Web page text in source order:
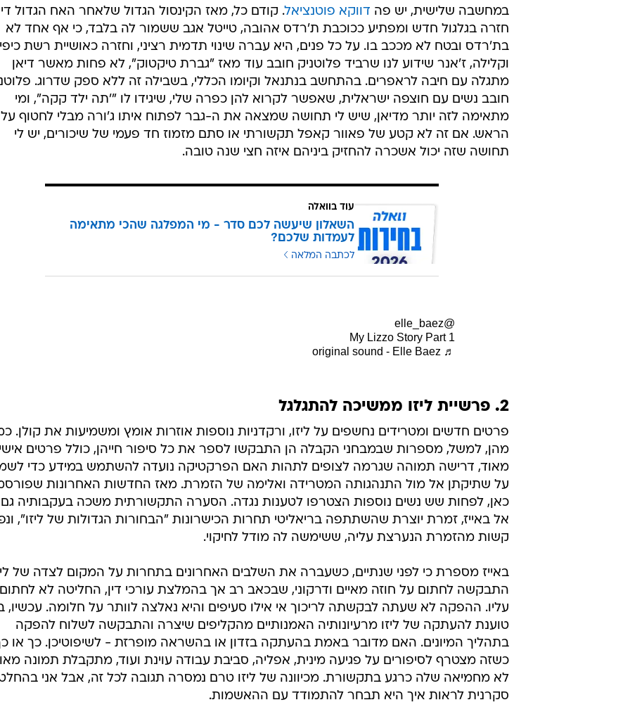
במחשבה שלישית, יש פה דווקא פוטנציאל. קודם כל, מאז הקינסול הגדול שלאחר האח הגדול
חזרה בגלגול חדש ומפתיע ככוכבת ת'רדס אהובה, טייטל אגב ששמור לה בלבד, כי אף אחד לא
בת'רדס ובטח לא מככב בו. על כל פנים, היא עברה שינוי תדמית רציני, וחזרה כאושיית רשת
וקלילה, ז'אנר שידוע לנו שרביד פלוטניק חובב עוד מאז "גברת טיקטוק", לא פחות מאשר דיאן
מתגלה עם חיבה לראפרים. בהתחשב בנתנאל וקיומו הכללי, בשבילה זה ללא ספק שדרוג.
חובב נשים עם חוצפה ישראלית, שאפשר לקרוא להן כפרה שלי, שיגידו לו "'תה ילד קקה", ומי
מתאימה לזה יותר מדיאן, שיש לי תחושה שמצאה את ה-גבר לפתוח איתו ג'ורה מבלי לחטוף על
הראש. אם זה לא קטע של פאוור קאפל תקשורתי או סתם מזמוז חד פעמי של שיכורים, יש לי
תחושה שזה יכול אשכרה להחזיק ביניהם איזה חצי שנה טובה.
עוד בוואלה
השאלון שיעשה לכם סדר - מי המפלגה שהכי מתאימה
לעמדות שלכם?
לכתבה המלאה
@elle_baez
My Lizzo Story Part 1
♬ original sound - Elle Baez
2. פרשיית ליזו ממשיכה להתגלגל
פרטים חדשים ומטרידים נחשפים על ליזו, ורקדניות נוספות אוזרות אומץ ומשמיעות את קולן.
מהן, למשל, מספרות שבמבחני הקבלה הן התבקשו לספר את כל סיפור חייהן, כולל פרטים
מאוד, דרישה תמוהה שגרמה לצופים לתהות האם הפרקטיקה נועדה להשתמש במידע כדי
על שתיקתן אל מול התנהגותה המטרידה ואלימה של הזמרת. מאז החדשות האחרונות
כאן, לפחות שש נשים נוספות הצטרפו לטענות נגדה. הסערה התקשורתית משכה בעקבותיה
אל באייז, זמרת יוצרת שהשתתפה בריאליטי תחרות הכישרונות "הבחורות הגדולות של ליזו",
קשות מהזמרת הנערצת עליה, ששימשה לה מודל לחיקוי.
באייז מספרת כי לפני שנתיים, כשעברה את השלבים האחרונים בתחרות על המקום לצדה של
התבקשה לחתום על חוזה מאיים ודרקוני, שבכאב רב אך בהמלצת עורכי דין, החליטה לא לחתום
עליו. ההפקה לא שעתה לבקשתה לריכוך אי אילו סעיפים והיא נאלצה לוותר על חלומה. עכשיו,
טוענת להעתקה של ליזו מרעיונותיה האמנותיים מהקליפים שיצרה והתבקשה לשלוח להפקה
בתהליך המיונים. האם מדובר באמת בהעתקה בזדון או בהשראה מופרזת - לשיפוטיכן. כך או
כשזה מצטרף לסיפורים על פגיעה מינית, אפליה, סביבת עבודה עוינת ועוד, מתקבלת תמונה
לא מחמיאה שלה כרגע בתקשורת. מכיוונה של ליזו טרם נמסרה תגובה לכל זה, אבל אני
סקרנית לראות איך היא תבחר להתמודד עם ההאשמות.